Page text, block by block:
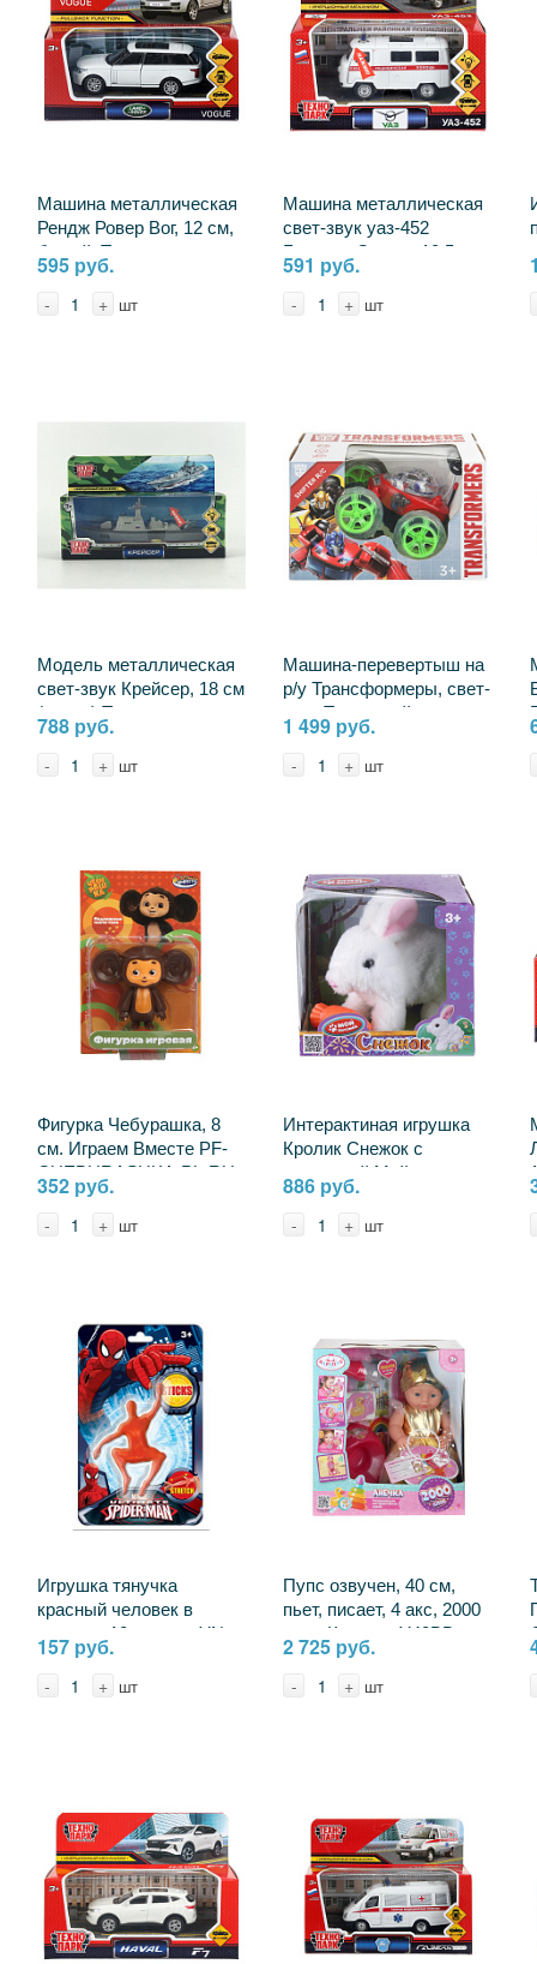
Машина металлическая
Рендж Ровер Вог, 12 см,
белый, Технопарк
VOGUE-WT (72)
595 руб.
- + шт
Машина металлическая
свет-звук уаз-452
Буханка Скорая 10,5 см,
Технопарк UAZ452-
11SLAMB-WH
591 руб.
- + шт
Модель металлическая
свет-звук Крейсер, 18 см
(в асс.) Технопарк
FY016-18SLMIL-GY (48)
788 руб.
- + шт
Машина-перевертыш на
р/у Трансформеры, свет-
звук Технодрайв
B2027675-R (24)
1 499 руб.
- + шт
Фигурка Чебурашка, 8
см. Играем Вместе PF-
CHEBURASHKA-PL-RU
352 руб.
- + шт
Интерактиная игрушка
Кролик Снежок с
морковкой Мой питомец
A188-H01025B (60)
886 руб.
- + шт
Игрушка тянучка
красный человек в
прыжке, 10 см, арт. YN-
SPM02-RU
157 руб.
- + шт
Пупс озвучен, 40 см,
пьет, писает, 4 акс, 2000
слов Карапуз Y40BB-
GOLD-24-RU-25-NW
2 725 руб.
- + шт